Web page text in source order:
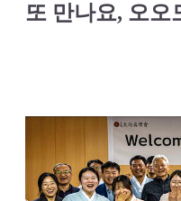
또 만나요, 오오